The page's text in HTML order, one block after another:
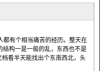
都有个相当痛苦的经历。整天在
构一是一般的乱，东西也不是
看半天能找出个东南西北，头